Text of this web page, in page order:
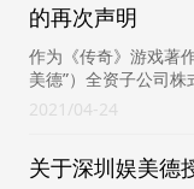
的再次声明
作为《传奇》游戏著
美德”）全资子公司株
告针对深圳娱美德传
2021 04-24
关于深圳娱美德